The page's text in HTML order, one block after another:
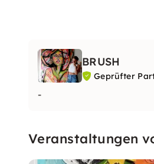
BRUSH
Geprüfter
-
Veranstaltungen